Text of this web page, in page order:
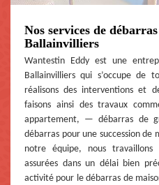
Nos services de
Ballainvilliers
Wantestin Eddy est une
Ballainvilliers qui s’occupe de
réalisons des interventions et
faisons ainsi des travaux
appartement, — débarras de
débarras pour une succession de
notre équipe, nous
assurées dans un délai bien
activité pour le débarras de